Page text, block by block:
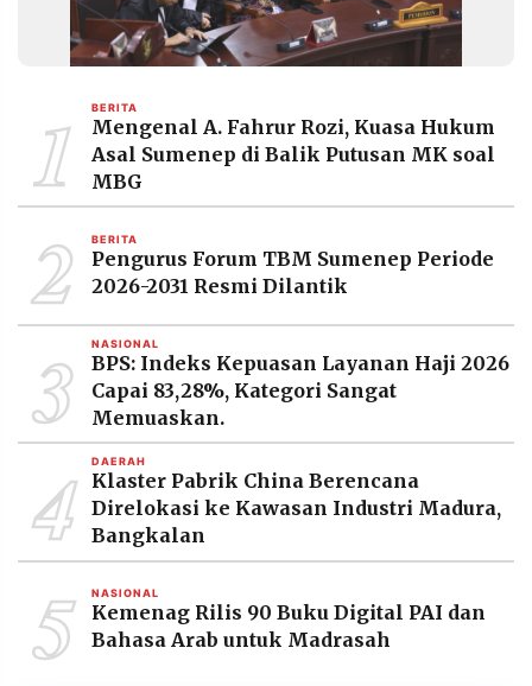
1 BERITA
Mengenal A. Fahrur Rozi, Kuasa Hukum
Asal Sumenep di Balik Putusan MK soal
MBG
2 BERITA
Pengurus Forum TBM Sumenep Periode
2026-2031 Resmi Dilantik
3 NASIONAL
BPS: Indeks Kepuasan Layanan Haji 2026
Capai 83,28%, Kategori Sangat
Memuaskan.
4 DAERAH
Klaster Pabrik China Berencana
Direlokasi ke Kawasan Industri Madura,
Bangkalan
5 NASIONAL
Kemenag Rilis 90 Buku Digital PAI dan
Bahasa Arab untuk Madrasah